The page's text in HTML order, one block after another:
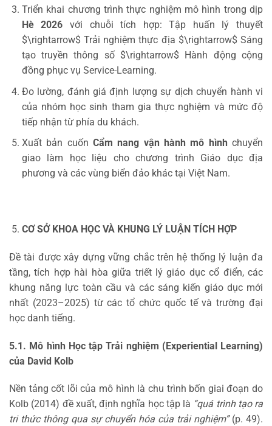
Triển khai chương trình thực nghiệm mô hình trong dịp
Hè 2026 với chuỗi tích hợp: Tập huấn lý thuyết
$\rightarrow$ Trải nghiệm thực địa $\rightarrow$ Sáng
tạo truyền thông số $\rightarrow$ Hành động cộng
đồng phục vụ Service-Learning.
Đo lường, đánh giá định lượng sự dịch chuyển hành vi
của nhóm học sinh tham gia thực nghiệm và mức độ
tiếp nhận từ phía du khách.
Xuất bản cuốn Cẩm nang vận hành mô hình chuyển
giao làm học liệu cho chương trình Giáo dục địa
phương và các vùng biển đảo khác tại Việt Nam.
CƠ SỞ KHOA HỌC VÀ KHUNG LÝ LUẬN TÍCH HỢP
Đề tài được xây dựng vững chắc trên hệ thống lý luận đa
tầng, tích hợp hài hòa giữa triết lý giáo dục cổ điển, các
khung năng lực toàn cầu và các sáng kiến giáo dục mới
nhất (2023–2025) từ các tổ chức quốc tế và trường đại
học danh tiếng.
5.1. Mô hình Học tập Trải nghiệm (Experiential Learning)
của David Kolb
Nền tảng cốt lõi của mô hình là chu trình bốn giai đoạn do
Kolb (2014) đề xuất, định nghĩa học tập là “quá trình tạo ra
tri thức thông qua sự chuyển hóa của trải nghiệm”(p. 49).